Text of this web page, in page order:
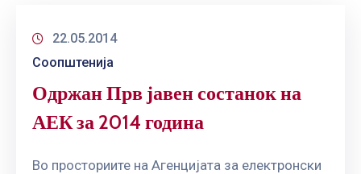
22.05.2014
Соопштенија
Одржан Прв јавен состанок на
АЕК за 2014 година
Во просториите на Агенцијата за електронски